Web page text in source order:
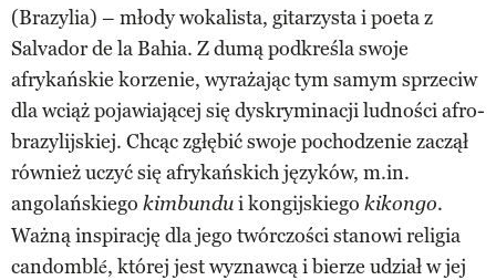
(Brazylia) – młody wokalista, gitarzysta i poeta z
Salvador de la Bahia. Z dumą podkreśla swoje
afrykańskie korzenie, wyrażając tym samym sprzeciw
dla wciąż pojawiającej się dyskryminacji ludności afro-
brazylijskiej. Chcąc zgłębić swoje pochodzenie zaczął
również uczyć się afrykańskich języków, m.in.
angolańskiego kimbundui kongijskiego kikongo.
Ważną inspirację dla jego twórczości stanowi religia
candomblé, której jest wyznawcą i bierze udział w jej